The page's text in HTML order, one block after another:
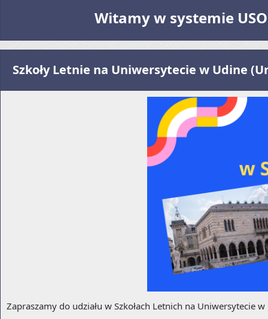
Witamy w systemie
Szkoły Letnie na Uniwersytecie w Udine
Zapraszamy do udziału w Szkołach Letnich na Uniwersytecie